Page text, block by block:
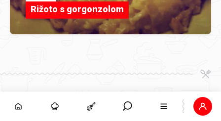
Rižoto s gorgonzolom